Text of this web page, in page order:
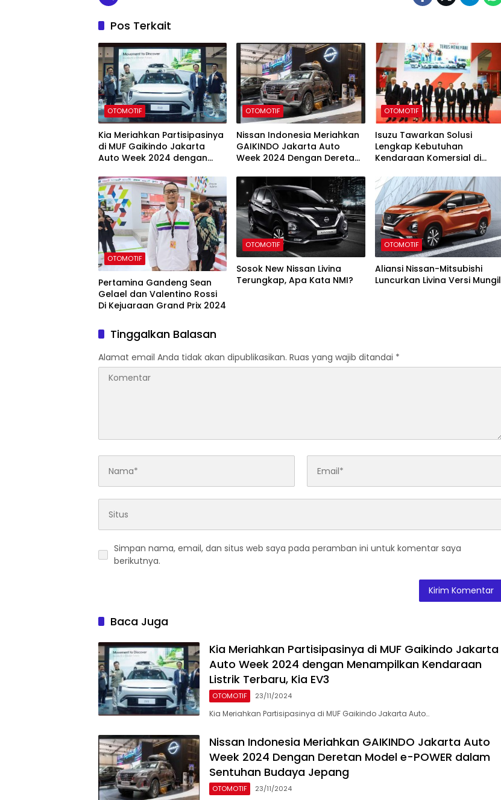
Pos Terkait
OTOMOTIF
Kia Meriahkan Partisipasinya
di MUF Gaikindo Jakarta
Auto Week 2024 dengan
Listrik Terbaru, Kia EV3
OTOMOTIF
Nissan Indonesia Meriahkan
GAIKINDO Jakarta Auto
Week 2024 Dengan Deretan
Sentuhan Budaya Jepang
OTOMOTIF
Isuzu Tawarkan Solusi
Lengkap Kebutuhan
Kendaraan Komersial di
OTOMOTIF
Pertamina Gandeng Sean
Gelael dan Valentino Rossi
Di Kejuaraan Grand Prix 2024
OTOMOTIF
Sosok New Nissan Livina
Terungkap, Apa Kata NMI?
OTOMOTIF
Aliansi Nissan-Mitsubishi
Luncurkan Livina Versi Mungil
Tinggalkan Balasan
Alamat email Anda tidak akan dipublikasikan. Ruas yang wajib ditandai *
Simpan nama, email, dan situs web saya pada peramban ini untuk komentar saya
berikutnya.
Baca Juga
Kia Meriahkan Partisipasinya di MUF Gaikindo Jakarta
Auto Week 2024 dengan Menampilkan Kendaraan
Listrik Terbaru, Kia EV3
OTOMOTIF 23/11/2024
Kia Meriahkan Partisipasinya di MUF Gaikindo Jakarta Auto…
Nissan Indonesia Meriahkan GAIKINDO Jakarta Auto
Week 2024 Dengan Deretan Model e-POWER dalam
Sentuhan Budaya Jepang
OTOMOTIF 23/11/2024